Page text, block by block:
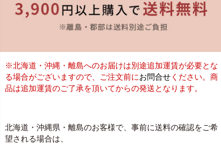
※北海道・沖縄・離島へのお届けは別途追加運賃が必要とな
る場合がございますので、ご注文前にお問合せ ください。商
品は追加運賃のご了承を頂いてからの発送となります。
北海道・沖縄県・離島のお客様で、事前に送料の確認をご希
望される場合は、